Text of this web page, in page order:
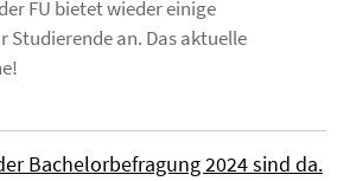
FU bietet wieder einige
Studierende an. Das aktuelle
Bachelorbefragung 2024 sind da.